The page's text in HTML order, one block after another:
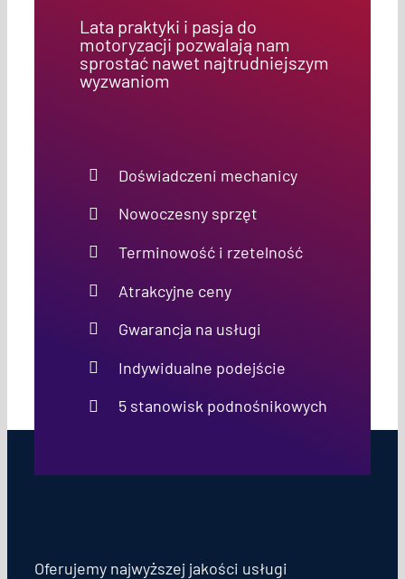
Lata praktyki i pasja do
motoryzacji pozwalają nam
sprostać nawet najtrudniejszym
wyzwaniom
Doświadczeni mechanicy
Nowoczesny sprzęt
Terminowość i rzetelność
Atrakcyjne ceny
Gwarancja na usługi
Indywidualne podejście
5 stanowisk podnośnikowych
Oferujemy najwyższej jakości usługi